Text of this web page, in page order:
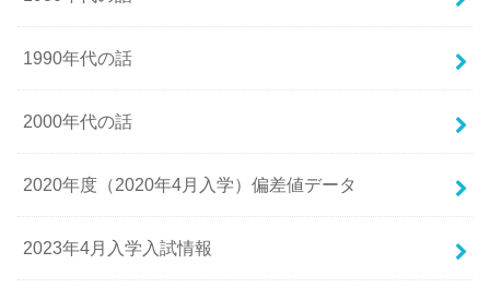
1990年代の話
2000年代の話
2020年度（2020年4月入学）偏差値データ
2023年4月入学入試情報